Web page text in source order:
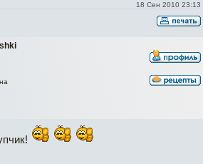
18 Сен 2010 23:13